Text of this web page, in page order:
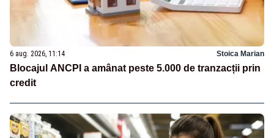
6 aug. 2026, 11:14 Stoica Marian
Blocajul ANCPI a amânat peste 5.000 de tranzacții prin
credit